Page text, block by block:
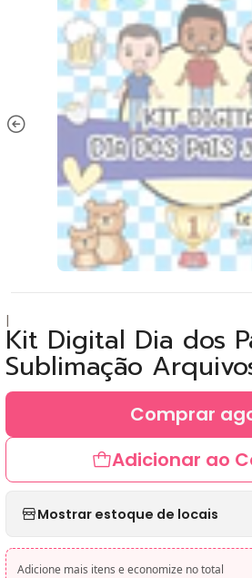
|Kit Digital Dia dos
Sublimação
Adicionar ao
Comprar
Mostrar estoque de locais
Adicione mais itens e economize no total